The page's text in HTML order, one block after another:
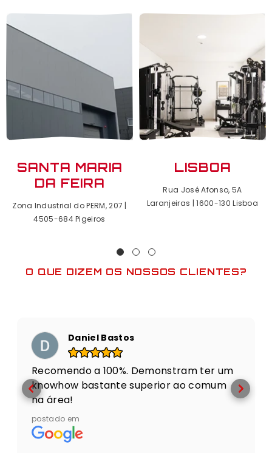
SANTA MARIA
DA FEIRA
Zona Industrial do PERM, 207 |
4505-684 Pigeiros
LISBOA
Rua José Afonso, 5A
Laranjeiras | 1600-130 Lisboa
O QUE DIZEM OS NOSSOS CLIENTES?
Daniel Bastos
Recomendo a 100%. Demonstram ter um
knowhow bastante superior ao comum
na área!
postado em